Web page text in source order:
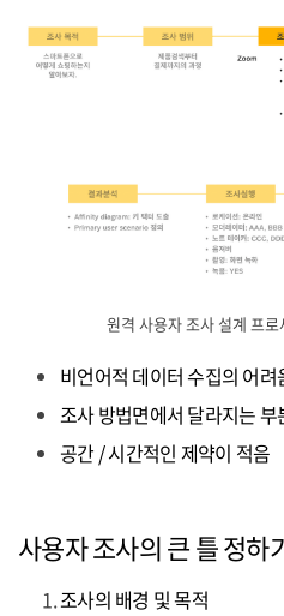
원격 사용자 조사 설계 프
비언어적 데이터 수집의 어려
조사 방법면에서 달라지는 부
공간 / 시간적인 제약이 적음
사용자 조사의 큰 틀 정하
조사의 배경 및 목적